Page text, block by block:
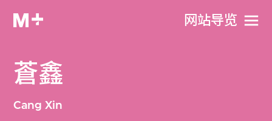
网站导览
蒼鑫
Cang Xin